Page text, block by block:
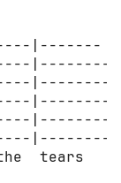
|-------
|--------
|--------
|--------
|--------
|--------
tears